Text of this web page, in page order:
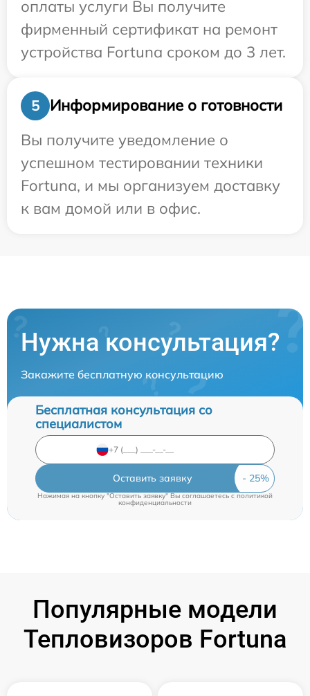
оплаты услуги Вы получите
фирменный сертификат на ремонт
устройства Fortuna сроком до 3 лет.
5
Информирование о готовности
Вы получите уведомление о
успешном тестировании техники
Fortuna, и мы организуем доставку
к вам домой или в офис.
Нужна консультация?
Закажите бесплатную консультацию
Бесплатная консультация со
специалистом
Оставить заявку
Нажимая на кнопку "Оставить заявку" Вы соглашаетесь cполитикой
конфиденциальности
Популярные модели
Тепловизоров Fortuna